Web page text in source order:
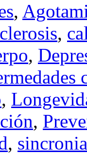
,
,
,
,
,
, sincronia